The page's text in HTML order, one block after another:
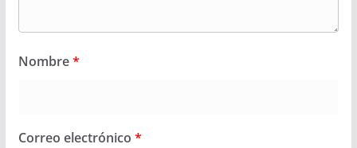
Nombre*
Correo electrónico *